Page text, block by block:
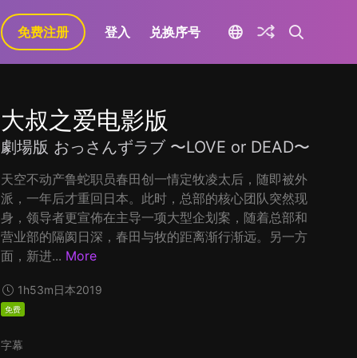
免费注册 登入 兑换序号
大叔之爱电影版
劇場版 おっさんずラブ 〜LOVE or DEAD〜
天空不动产鲁蛇职员春田创一情定牧凌太后，随即被外
派，一年后才重回日本。此时，总部的核心团队突然现
身，领导者更宣佈在主导一项大型企划案，随着总部和
营业部的隔阂日深，春田与牧的距离渐行渐远。另一方
面，新进... More
1h53m日本2019
免费
字幕